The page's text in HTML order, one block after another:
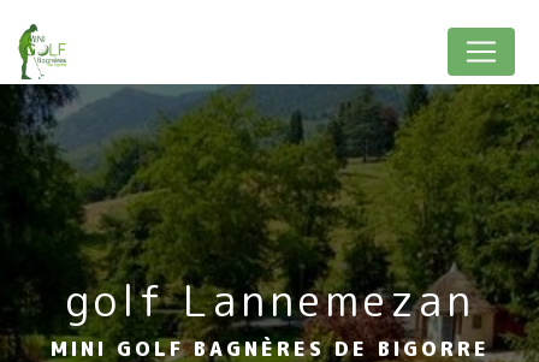
golf Lannemezan
MINI GOLF BAGNÈRES DE BIGORRE